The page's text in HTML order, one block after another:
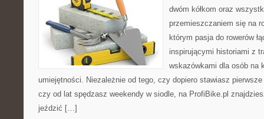
dwóm kółkom oraz
przemieszczaniem się na
którym pasja do rowerów
inspirującymi historiami z
wskazówkami dla osób na
umiejętności. Niezależnie od tego, czy dopiero stawiasz
czy od lat spędzasz weekendy w siodle, na ProfiBike.pl
jeździć […]